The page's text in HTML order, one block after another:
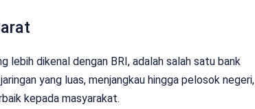
lebih dikenal dengan BRI, adalah salah satu bank
yang luas, menjangkau hingga pelosok negeri,
kepada masyarakat.